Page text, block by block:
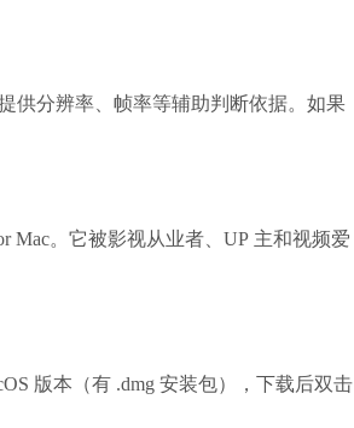
供分辨率、帧率等辅助判断依据。如果
Mac。它被影视从业者、UP 主和视频爱
版本（有 .dmg 安装包）， 下载后双击